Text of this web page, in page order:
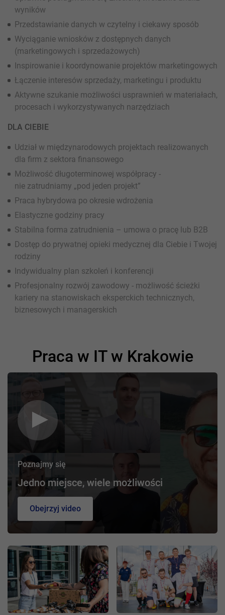
wyników
Przedstawianie danych w czytelny i ciekawy sposób
Wyciąganie wniosków z dostępnych danych
(marketingowych i sprzedażowych)
Inspirowanie i koordynowanie projektów marketingowych
Łączenie interesów sprzedaży, marketingu i produktu
Aktywne szukanie możliwości usprawnień w materiałach,
procesach i wykorzystywanych narzędziach
DLA CIEBIE
Udział w międzynarodowych projektach realizowanych
dla firm z sektora finansowego
Możliwość długoterminowej współpracy -
nie zatrudniamy „pod jeden projekt”
Praca hybrydowa po okresie wdrożenia
Elastyczne godziny pracy
Stabilna forma zatrudnienia – umowa o pracę lub B2B
Dostęp do prywatnej opieki medycznej dla Ciebie i Twojej
rodziny
Indywidualny plan szkoleń i konferencji
Profesjonalny rozwój zawodowy - możliwość ścieżki
kariery na stanowiskach eksperckich technicznych,
biznesowych i managerskich
Praca w IT w Krakowie
Poznajmy się
Jedno miejsce, wiele możliwości
Obejrzyj video